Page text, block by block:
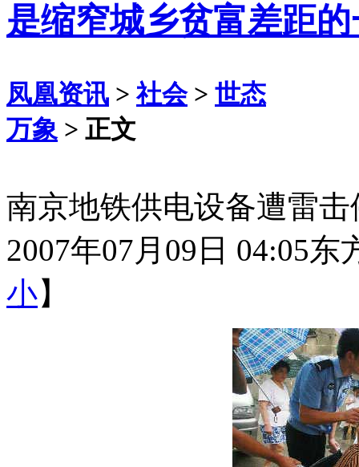
是缩窄城乡贫富差距
凤凰资讯 >社会> 世态
万象 > 正文
南京地铁供电设备遭雷
2007年07月09日 04:05东
小】